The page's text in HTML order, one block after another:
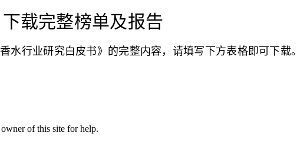
载完整榜单及报告
水行业研究白皮书》的完整内容，请填写下方表格即可下载。